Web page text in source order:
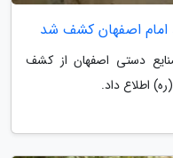
امام اصفهان کشف شد
دستی اصفهان از کشف
اطلاع داد.